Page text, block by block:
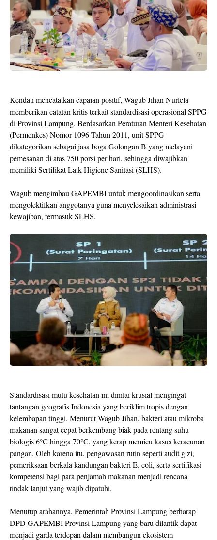
​Kendati mencatatkan capaian positif, Wagub Jihan Nurlela
memberikan catatan kritis terkait standardisasi operasional SPPG
di Provinsi Lampung. Berdasarkan Peraturan Menteri Kesehatan
(Permenkes) Nomor 1096 Tahun 2011, unit SPPG
dikategorikan sebagai jasa boga Golongan B yang melayani
pemesanan di atas 750 porsi per hari, sehingga diwajibkan
memiliki Sertifikat Laik Higiene Sanitasi (SLHS).
Wagub mengimbau GAPEMBI untuk mengoordinasikan serta
mengolektifkan anggotanya guna menyelesaikan administrasi
kewajiban, termasuk SLHS.
​Standardisasi mutu kesehatan ini dinilai krusial mengingat
tantangan geografis Indonesia yang beriklim tropis dengan
kelembapan tinggi. Menurut Wagub Jihan, bakteri atau mikroba
makanan sangat cepat berkembang biak pada rentang suhu
biologis 6°C hingga 70°C, yang kerap memicu kasus keracunan
pangan. Oleh karena itu, pengawasan rutin seperti audit gizi,
pemeriksaan berkala kandungan bakteri E. coli, serta sertifikasi
kompetensi bagi para penjamah makanan menjadi rencana
tindak lanjut yang wajib dipatuhi.
​Menutup arahannya, Pemerintah Provinsi Lampung berharap
DPD GAPEMBI Provinsi Lampung yang baru dilantik dapat
menjadi garda terdepan dalam membangun ekosistem